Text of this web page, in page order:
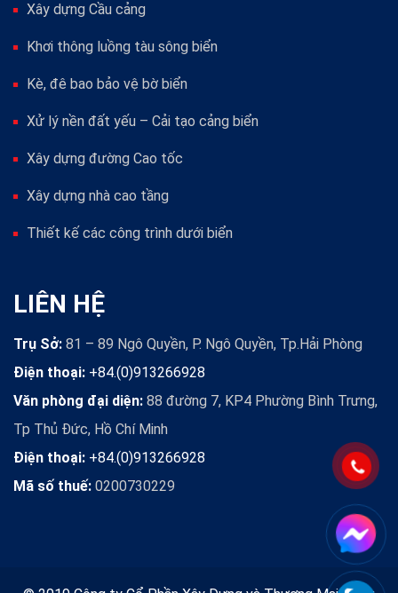
Xây dựng Cầu cảng
Khơi thông luồng tàu sông biển
Kè, đê bao bảo vệ bờ biển
Xử lý nền đất yếu – Cải tạo cảng biển
Xây dựng đường Cao tốc
Xây dựng nhà cao tầng
Thiết kế các công trình dưới biển
LIÊN HỆ
Trụ Sở: 81 – 89 Ngô Quyền, P. Ngô Quyền, Tp.Hải Phòng
Điện thoại: +84.(0)913266928
Văn phòng đại diện: 88 đường 7, KP4 Phường Bình Trưng,
Tp Thủ Đức, Hồ Chí Minh
Điện thoại: +84.(0)913266928
Mã số thuế: 0200730229